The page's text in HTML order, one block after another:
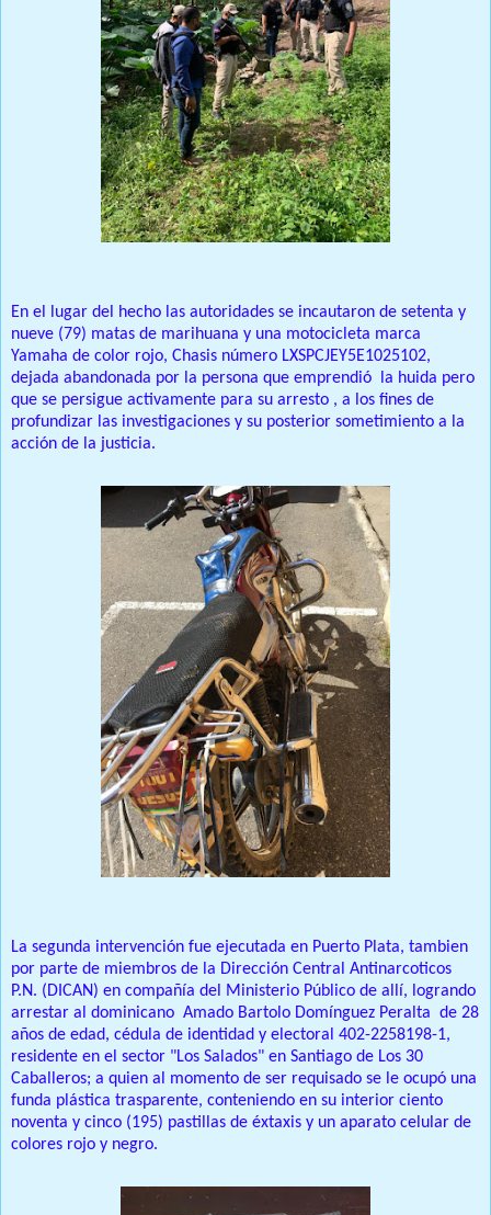
En el lugar del hecho las autoridades se incautaron de setenta y
nueve (79) matas de marihuana y una motocicleta marca
Yamaha de color rojo, Chasis número LXSPCJEY5E1025102,
dejada abandonada por la persona que emprendió la huida pero
que se persigue activamente para su arresto , a los fines de
profundizar las investigaciones y su posterior sometimiento a la
acción de la justicia.
La segunda intervención fue ejecutada en Puerto Plata, tambien
por parte de miembros de la Dirección Central Antinarcoticos
P.N. (DICAN) en compañía del Ministerio Público de allí, logrando
arrestar al dominicano Amado Bartolo Domínguez Peralta de 28
años de edad, cédula de identidad y electoral 402-2258198-1,
residente en el sector "Los Salados" en Santiago de Los 30
Caballeros; a quien al momento de ser requisado se le ocupó una
funda plástica trasparente, conteniendo en su interior ciento
noventa y cinco (195) pastillas de éxtaxis y un aparato celular de
colores rojo y negro.